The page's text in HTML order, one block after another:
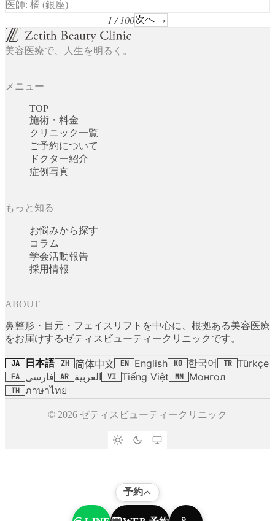
医師: 橘 (銀座)
1 / 100次へ →
美容医療で、人生を明るく。
メニュー
TOP
施術・料金
クリニック一覧
ご予約について
ドクター紹介
症例写真
もっと知る
お悩みから探す
コラム
学会活動報告
採用情報
ABOUT
鼻整形・目元・フェイスリフトを中心に、根拠ある美容医療
をお届けするゼティスビューティークリニックです。
JA 日本語 ZH 简体中文 EN English KO 한국어 TR Türkçe
FA فارسی AR العربية VI Tiếng Việt MN Монгол
TH ภาษาไทย
© 2026 ゼティスビューティークリニック
予約